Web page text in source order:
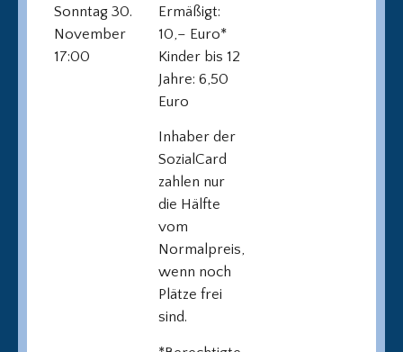
Sonntag 30.
November
17:00
Ermäßigt:
10,– Euro*
Kinder bis 12
Jahre: 6,50
Euro
Inhaber der
SozialCard
zahlen nur
die Hälfte
vom
Normalpreis,
wenn noch
Plätze frei
sind.